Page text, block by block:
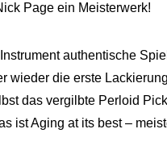
Page ein Meisterwerk!
authentische
wieder die erste
das vergilbte Perloid
ist Aging at its best –